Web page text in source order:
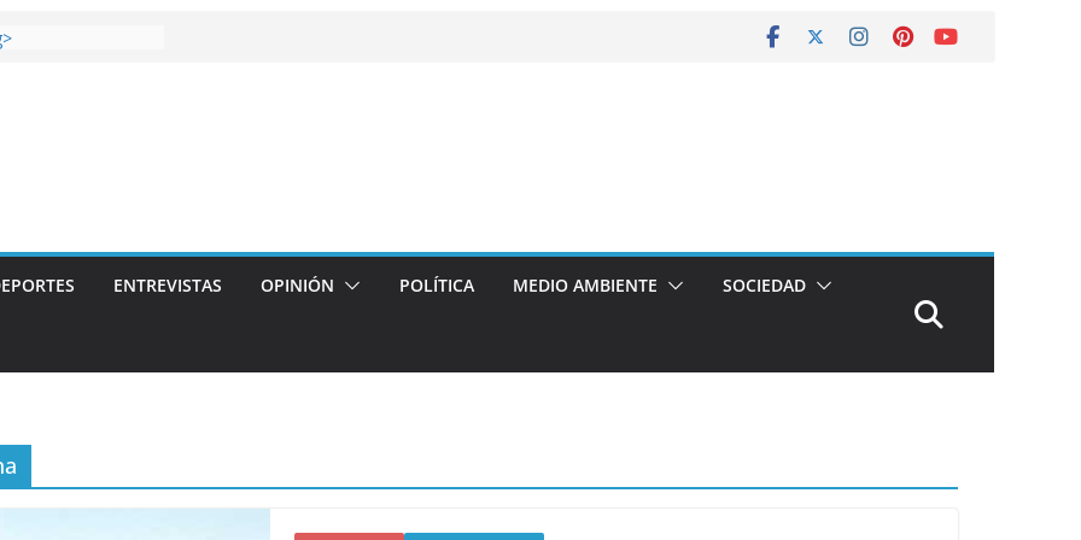
ENTREVISTAS OPINIÓN POLÍTICA MEDIO AMBIENTE SOCIEDAD